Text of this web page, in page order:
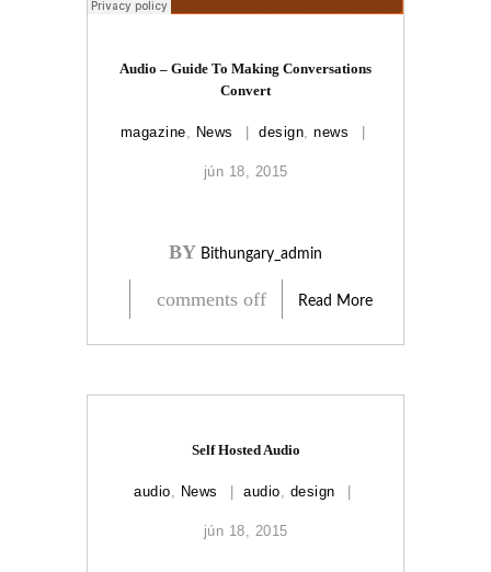
Audio – Guide To Making Conversations
Convert
magazine, News design,news
jún 18, 2015
BY Bithungary_admin
comments off Read More
Self Hosted Audio
audio, News audio, design
jún 18, 2015